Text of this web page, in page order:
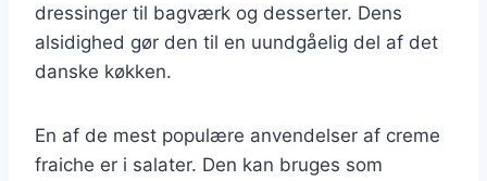
dressinger til bagværk og desserter. Dens
alsidighed gør den til en uundgåelig del af det
danske køkken.
En af de mest populære anvendelser af creme
fraiche er i salater. Den kan bruges som